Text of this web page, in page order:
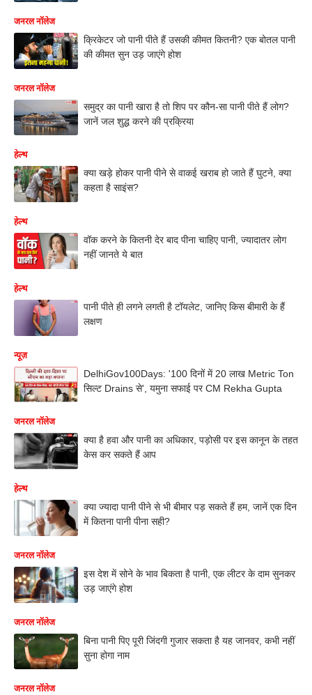
जनरल नॉलेज
क्रिकेटर जो पानी पीते हैं उसकी कीमत कितनी? एक बोतल पानी
की कीमत सुन उड़ जाएंगे होश
जनरल नॉलेज
समुद्र का पानी खारा है तो शिप पर कौन-सा पानी पीते हैं लोग?
जानें जल शुद्ध करने की प्रक्रिया
हेल्थ
क्या खड़े होकर पानी पीने से वाकई खराब हो जाते हैं घुटने, क्या
कहता है साइंस?
हेल्थ
वॉक करने के कितनी देर बाद पीना चाहिए पानी, ज्यादातर लोग
नहीं जानते ये बात
हेल्थ
पानी पीते ही लगने लगती है टॉयलेट, जानिए किस बीमारी के हैं
लक्षण
न्यूज़
DelhiGov100Days: '100 दिनों में 20 लाख Metric Ton
सिल्ट Drains से', यमुना सफाई पर CM Rekha Gupta
जनरल नॉलेज
क्या है हवा और पानी का अधिकार, पड़ोसी पर इस कानून के तहत
केस कर सकते हैं आप
हेल्थ
क्या ज्यादा पानी पीने से भी बीमार पड़ सकते हैं हम, जानें एक दिन
में कितना पानी पीना सही?
जनरल नॉलेज
इस देश में सोने के भाव बिकता है पानी, एक लीटर के दाम सुनकर
उड़ जाएंगे होश
जनरल नॉलेज
बिना पानी पिए पूरी जिंदगी गुजार सकता है यह जानवर, कभी नहीं
सुना होगा नाम
जनरल नॉलेज